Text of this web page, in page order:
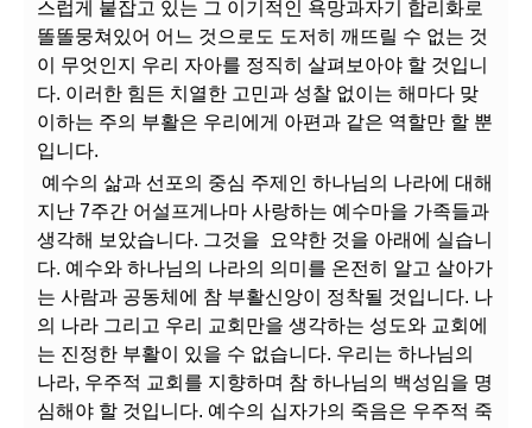
스럽게 붙잡고 있는 그 이기적인 욕망과자기 합리화로
똘똘뭉쳐있어 어느 것으로도 도저히 깨뜨릴 수 없는 것
이 무엇인지 우리 자아를 정직히 살펴보아야 할 것입니
다. 이러한 힘든 치열한 고민과 성찰 없이는 해마다 맞
이하는 주의 부활은 우리에게 아편과 같은 역할만 할 뿐
입니다.
예수의 삶과 선포의 중심 주제인 하나님의 나라에 대해
지난 7주간 어설프게나마 사랑하는 예수마을 가족들과
생각해 보았습니다. 그것을 요약한 것을 아래에 실습니
다. 예수와 하나님의 나라의 의미를 온전히 알고 살아가
는 사람과 공동체에 참 부활신앙이 정착될 것입니다. 나
의 나라 그리고 우리 교회만을 생각하는 성도와 교회에
는 진정한 부활이 있을 수 없습니다. 우리는 하나님의
나라, 우주적 교회를 지향하며 참 하나님의 백성임을 명
심해야 할 것입니다. 예수의 십자가의 죽음은 우주적 죽